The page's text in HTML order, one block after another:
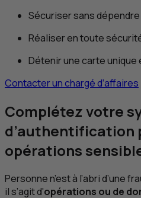
Sécuriser sans
Réaliser en toute
Détenir une carte
Contacter un chargé d’affaires
Complétez votre
d’authentification
opérations
Personne n’est à l’abri d’une
il s’agit d'opérations ou de